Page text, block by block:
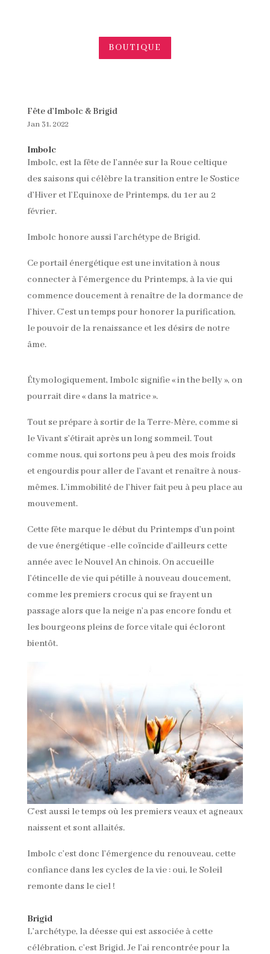
BOUTIQUE
Fête d’Imbolc & Brigid
Jan 31, 2022
Imbolc
Imbolc, est la fête de l’année sur la Roue celtique
des saisons qui célèbre la transition entre le Sostice
d’Hiver et l’Equinoxe de Printemps, du 1er au 2
février.
Imbolc honore aussi l’archétype de Brigid.
Ce portail énergétique est une invitation à nous
connecter à l’émergence du Printemps, à la vie qui
commence doucement à renaître de la dormance de
l’hiver. C’est un temps pour honorer la purification,
le pouvoir de la renaissance et les désirs de notre
âme.
Étymologiquement, Imbolc signifie « in the belly », on
pourrait dire « dans la matrice ».
Tout se prépare à sortir de la Terre-Mère, comme si
le Vivant s’étirait après un long sommeil. Tout
comme nous, qui sortons peu à peu des mois froids
et engourdis pour aller de l’avant et renaître à nous-
mêmes. L’immobilité de l’hiver fait peu à peu place au
mouvement.
Cette fête marque le début du Printemps d’un point
de vue énergétique -elle coïncide d’ailleurs cette
année avec le Nouvel An chinois. On accueille
l’étincelle de vie qui pétille à nouveau doucement,
comme les premiers crocus qui se frayent un
passage alors que la neige n’a pas encore fondu et
les bourgeons pleins de force vitale qui écloront
bientôt.
C’est aussi le temps où les premiers veaux et agneaux
naissent et sont allaités.
Imbolc c’est donc l’émergence du renouveau, cette
confiance dans les cycles de la vie : oui, le Soleil
remonte dans le ciel !
Brigid
L’archétype, la déesse qui est associée à cette
célébration, c’est Brigid. Je l’ai rencontrée pour la